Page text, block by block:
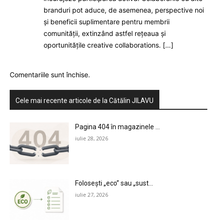
branduri pot aduce, de asemenea, perspective noi
și beneficii suplimentare pentru membrii
comunității, extinzând astfel rețeaua și
oportunitățile creative collaborations. […]
Comentariile sunt închise.
Cele mai recente articole de la Cătălin JILAVU
Pagina 404 în magazinele ...
iulie 28, 2026
Folosești „eco” sau „sust...
iulie 27, 2026